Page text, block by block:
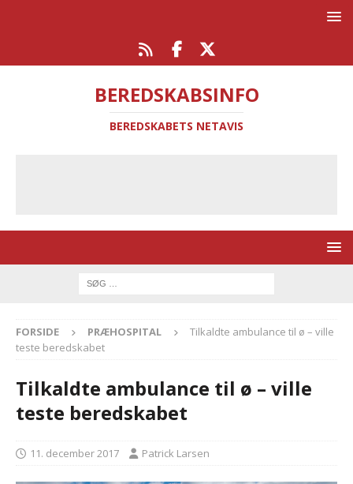
BEREDSKABSINFO
BEREDSKABETS NETAVIS
FORSIDE PRÆHOSPITAL
Tilkaldte ambulance til ø – ville
teste beredskabet
Tilkaldte ambulance til ø – ville
teste beredskabet
11. december 2017 Patrick Larsen